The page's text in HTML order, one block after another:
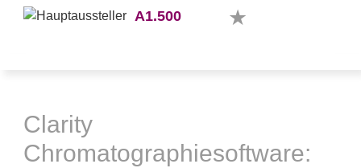
A1.500
Clarity
Chromatographiesoftware: